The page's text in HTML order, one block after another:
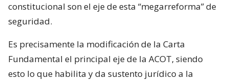
constitucional son el eje de esta “megarreforma” de
seguridad.
Es precisamente la modificación de la Carta
Fundamental el principal eje de la ACOT, siendo
esto lo que habilita y da sustento jurídico a la